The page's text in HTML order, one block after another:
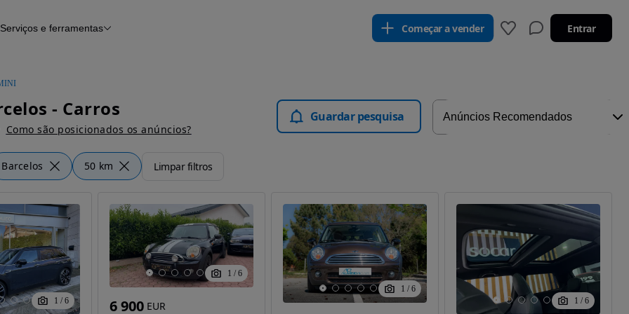
Serviços e ferramentas Começar a vender Entrar
- Carros
Como são posicionados os anúncios?
Guardar pesquisa
Barcelos 50 km Limpar filtros
1 / 6
1 / 6
6 900 EUR
1 / 6
1 / 6